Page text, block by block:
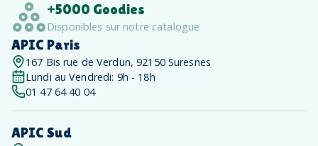
+5000 Goodies
Disponibles sur notre catalogue
APIC Paris
167 Bis rue de Verdun, 92150 Suresnes
Lundi au Vendredi: 9h - 18h
01 47 64 40 04
APIC Sud